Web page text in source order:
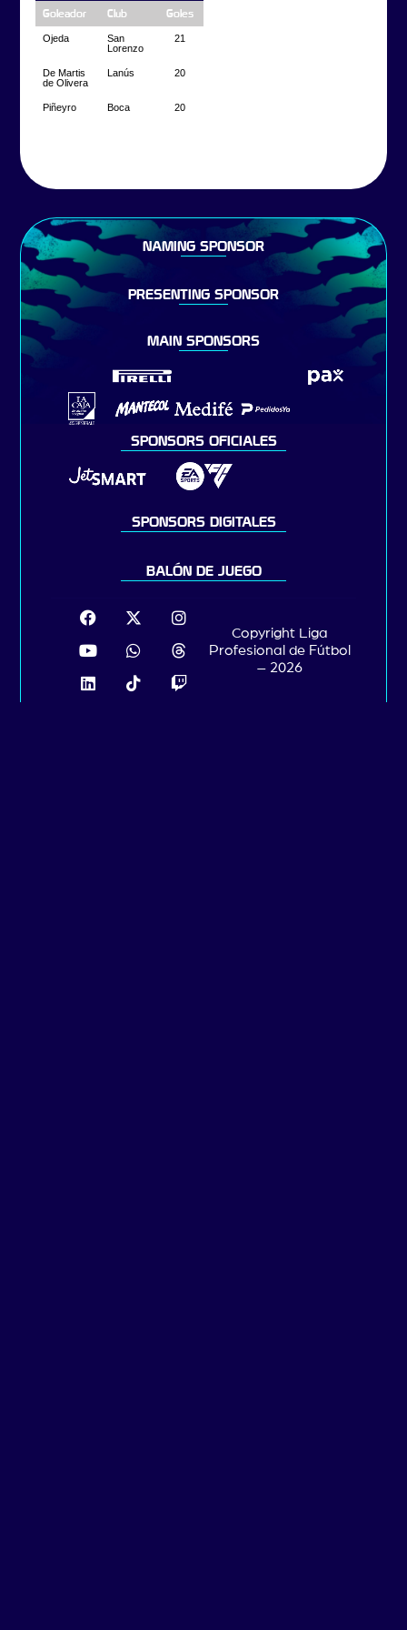
Goleador Club Goles
Ojeda
San
Lorenzo
21
De Martis
de Olivera
Lanús 20
Piñeyro Boca 20
NAMING SPONSOR
PRESENTING SPONSOR
MAIN SPONSORS
SPONSORS OFICIALES
SPONSORS DIGITALES
BALÓN DE JUEGO
Copyright Liga
Profesional de Fútbol
– 2026